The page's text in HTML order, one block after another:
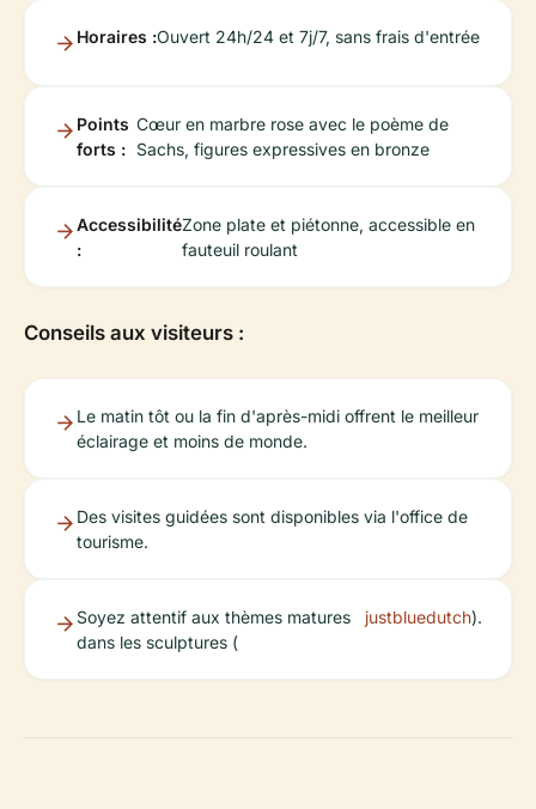
Horaires :Ouvert 24h/24 et 7j/7, sans frais d'entrée
Points
forts :
Cœur en marbre rose avec le poème de
Sachs, figures expressives en bronze
Accessibilité
:
Zone plate et piétonne, accessible en
fauteuil roulant
Conseils aux visiteurs :
Le matin tôt ou la fin d'après-midi offrent le meilleur
éclairage et moins de monde.
Des visites guidées sont disponibles via l'office de
tourisme.
Soyez attentif aux thèmes matures
dans les sculptures (
justbluedutch).